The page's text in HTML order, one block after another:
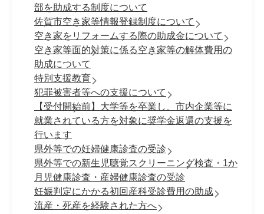
部を助成する制度について
佐賀市空き家等情報登録制度について
空き家をリフォームする際の助成金について
空き家等面的対策に係る空き家等の解体費用の
助成について
特別支援教育
犯罪被害者等への支援について
【受付開始前】大学等を卒業し、市内企業等に
就業されている方を対象に奨学金返還の支援を
行います
県外等での妊婦健康診査の受診
県外等での新生児聴覚スクリーニング検査・1か
月児健康診査・産婦健康診査の受診
妊娠判定にかかる初回産科受診費用の助成
流産・死産を経験された方へ